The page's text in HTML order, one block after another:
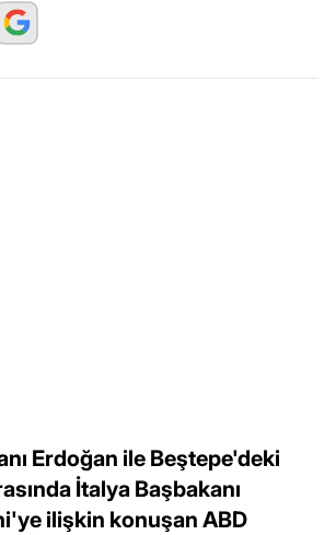
Erdoğan ile Beştepe'deki
İtalya Başbakanı
ilişkin konuşan ABD